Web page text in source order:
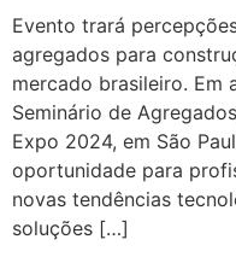
Evento trará
agregados para
mercado brasileiro. Em
Seminário de
Expo 2024, em São
oportunidade para
novas tendências
soluções […]